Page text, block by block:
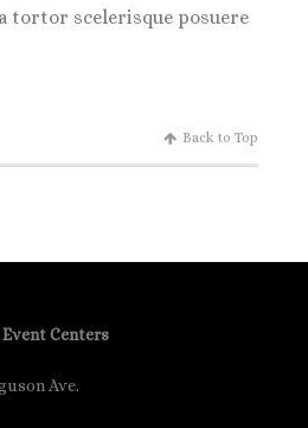
tortor scelerisque posuere
Back to Top
Event Centers
Ave.